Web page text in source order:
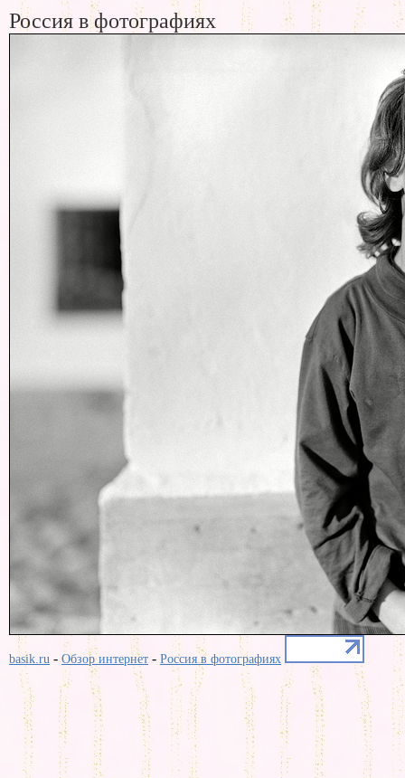
Россия в фотографиях
basik.ru - Обзор интернет - Россия в фотографиях